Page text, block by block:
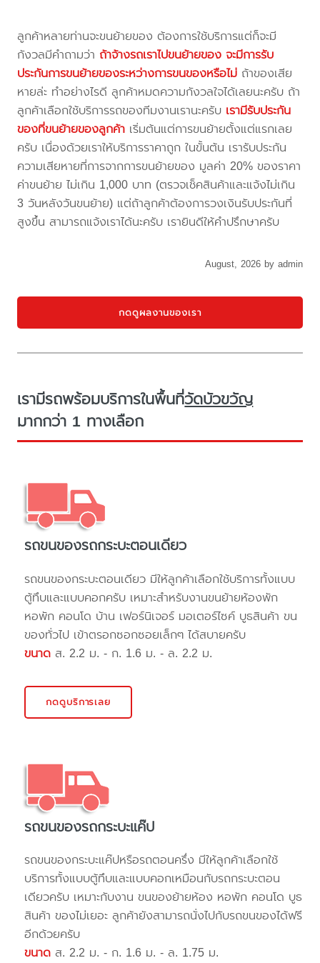
ลูกค้าหลายท่านจะขนย้ายของ ต้องการใช้บริการแต่ก็จะมี
กังวลมีคำถามว่า ถ้าจ้างรถเราไปขนย้ายของ จะมีการรับ
ประกันการขนย้ายของระหว่างการขนของหรือไม่ ถ้าของเสีย
หายล่ะ ทำอย่างไรดี ลูกค้าหมดความกังวลใจได้เลยนะครับ ถ้า
ลูกค้าเลือกใช้บริการรถของทีมงานเรานะครับ เรามีรับประกัน
ของที่ขนย้ายของลูกค้า เริ่มต้นแต่การขนย้ายตั้งแต่แรกเลย
ครับ เนื่องด้วยเราให้บริการราคาถูก ในขั้นต้น เรารับประกัน
ความเสียหายที่การจากการขนย้ายของ มูลค่า 20% ของราคา
ค่าขนย้าย ไม่เกิน 1,000 บาท (ตรวจเช็คสินค้าและแจ้งไม่เกิน
3 วันหลังวันขนย้าย) แต่ถ้าลูกค้าต้องการวงเงินรับประกันที่
สูงขึ้น สามารถแจ้งเราได้นะครับ เรายินดีให้คำปรึกษาครับ
August, 2026 by admin
กดดูผลงานของเรา
เรามีรถพร้อมบริการในพื้นที่วัดบัวขวัญ
มากกว่า 1 ทางเลือก
รถขนของรถกระบะตอนเดียว
รถขนของกระบะตอนเดียว มีให้ลูกค้าเลือกใช้บริการทั้งแบบ
ตู้ทึบและแบบคอกครับ เหมาะสำหรับงานขนย้ายห้องพัก
หอพัก คอนโด บ้าน เฟอร์นิเจอร์ มอเตอร์ไซค์ บูธสินค้า ขน
ของทั่วไป เข้าตรอกซอกซอยเล็กๆ ได้สบายครับ
ขนาด ส. 2.2 ม. - ก. 1.6 ม. - ล. 2.2 ม.
กดดูบริการเลย
รถขนของรถกระบะแค๊ป
รถขนของกระบะแค๊ปหรือรถตอนครึ่ง มีให้ลูกค้าเลือกใช้
บริการทั้งแบบตู้ทึบและแบบคอกเหมือนกับรถกระบะตอน
เดียวครับ เหมาะกับงาน ขนของย้ายห้อง หอพัก คอนโด บูธ
สินค้า ของไม่เยอะ ลูกค้ายังสามารถนั่งไปกับรถขนของได้ฟรี
อีกด้วยครับ
ขนาด ส. 2.2 ม. - ก. 1.6 ม. - ล. 1.75 ม.